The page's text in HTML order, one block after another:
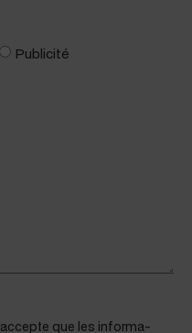
Pub­lic­ité
que les infor­ma­